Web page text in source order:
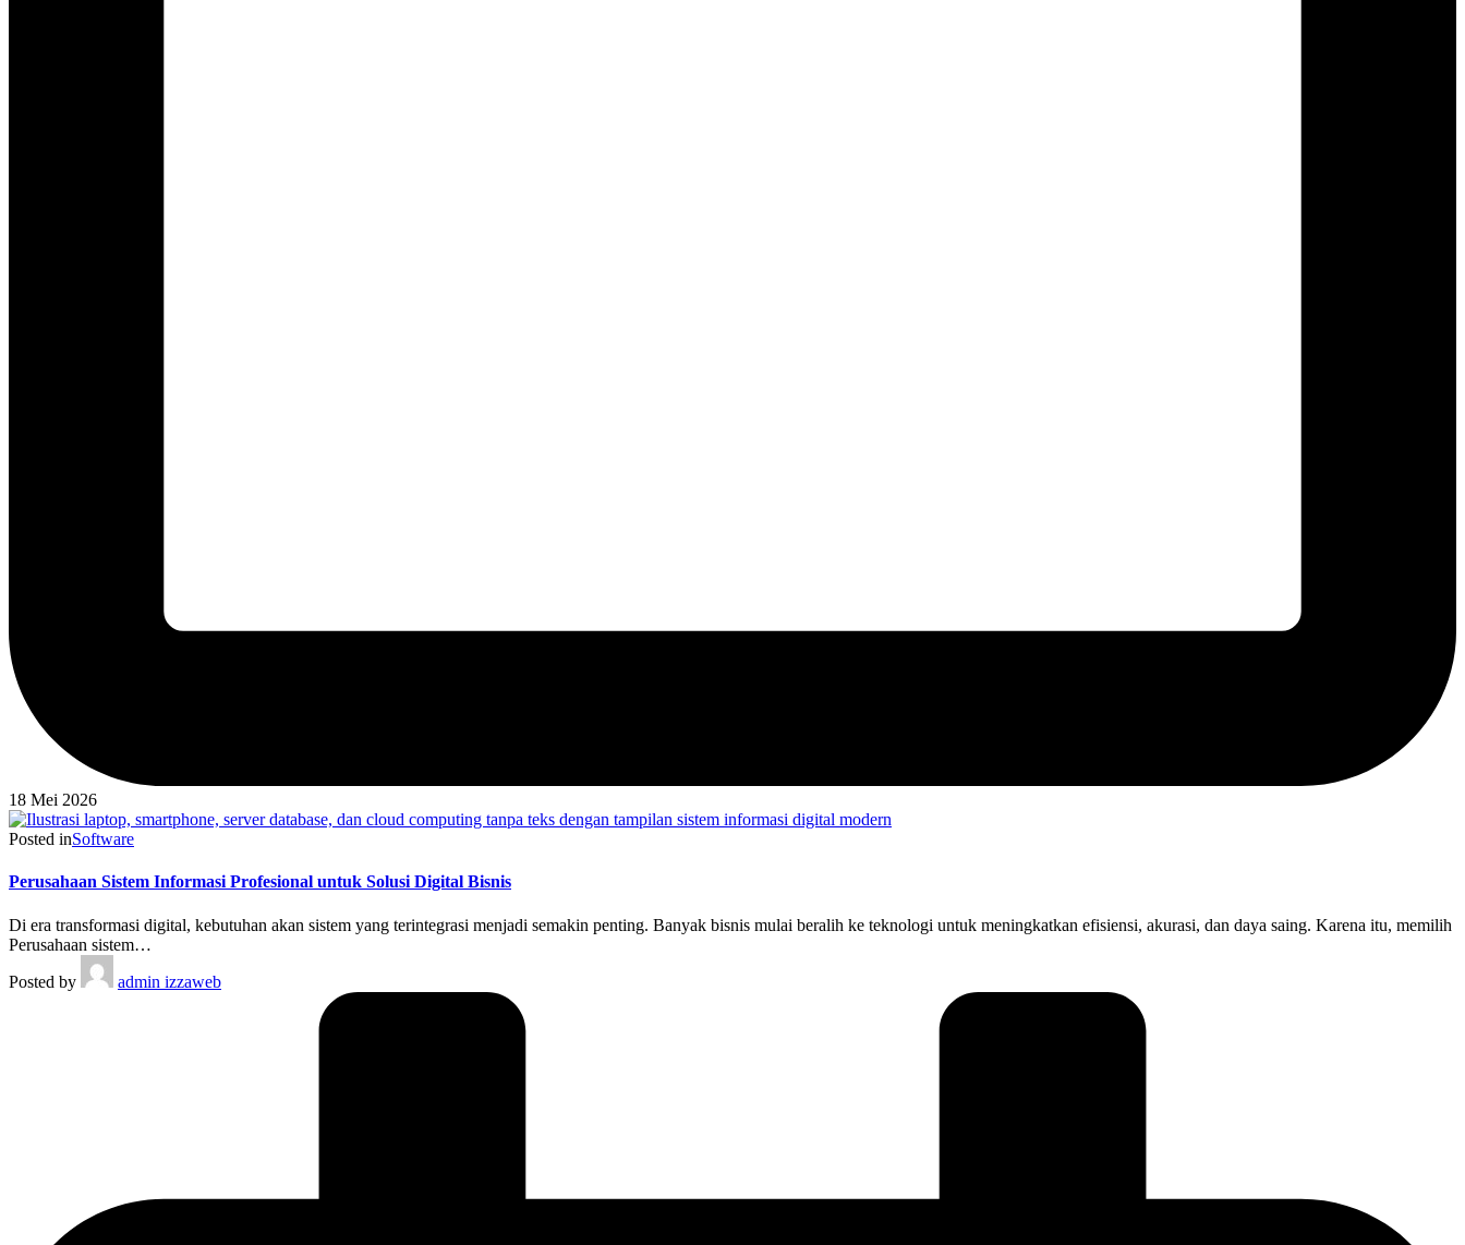
18 Mei 2026
Posted inSoftware
Perusahaan Sistem Informasi Profesional untuk Solusi Digital Bisnis
Di era transformasi digital, kebutuhan akan sistem yang terintegrasi menjadi semakin penting. Banyak bisnis mulai beralih ke teknologi untuk meningkatkan efisiensi, akurasi, dan daya saing. Karena itu, memilih
Perusahaan sistem…
Posted by
admin izzaweb